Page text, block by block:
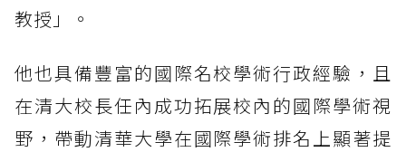
教授」。
他也具備豐富的國際名校學術行政經驗，且
在清大校長任內成功拓展校內的國際學術視
野，帶動清華大學在國際學術排名上顯著提